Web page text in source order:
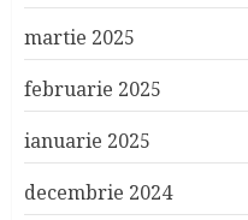
martie 2025
februarie 2025
ianuarie 2025
decembrie 2024